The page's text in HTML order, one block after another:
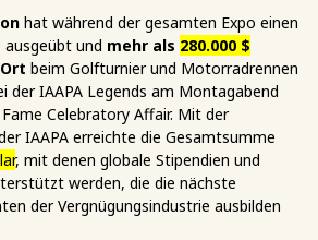
hat während der gesamten Expo einen
ausgeübt und mehr als 280.000 $
beim Golfturnier und Motorradrennen
der IAAPA Legends am Montagabend
Celebratory Affair. Mit der
IAAPA erreichte die Gesamtsumme
, mit denen globale Stipendien und
werden, die die nächste
der Vergnügungsindustrie ausbilden